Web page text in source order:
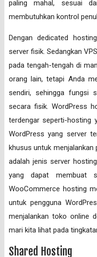
paling mahal, sesuai
membutuhkan kontrol
Dengan dedicated
server fisik. Sedangkan
pada tengah-tengah di
orang lain, tetapi Anda
sendiri, sehingga fungsi
secara fisik. WordPress
terdengar seperti-hosting
WordPress yang server
khusus untuk
adalah jenis server
yang dapat membuat
WooCommerce hosting
untuk pengguna
menjalankan toko online
mari kita lihat pada
Shared Hosting